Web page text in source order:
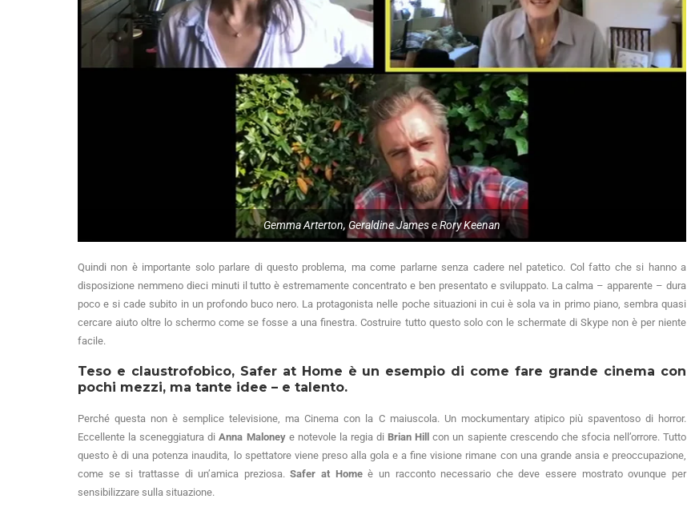
Gemma Arterton, Geraldine James e Rory Keenan
Quindi non è importante solo parlare di questo problema, ma come parlarne senza cadere nel patetico. Col fatto che si hanno a
disposizione nemmeno dieci minuti il tutto è estremamente concentrato e ben presentato e sviluppato. La calma – apparente – dura
poco e si cade subito in un profondo buco nero. La protagonista nelle poche situazioni in cui è sola va in primo piano, sembra quasi
cercare aiuto oltre lo schermo come se fosse a una finestra. Costruire tutto questo solo con le schermate di Skype non è per niente
facile.
Teso e claustrofobico, Safer at Home è un esempio di come fare grande cinema con
pochi mezzi, ma tante idee – e talento.
Perché questa non è semplice televisione, ma Cinema con la C maiuscola. Un mockumentary atipico più spaventoso di horror.
Eccellente la sceneggiatura diAnna Maloneye notevole la regia di Brian Hill
con un sapiente crescendo che sfocia nell’orrore. Tutto
questo è di una potenza inaudita, lo spettatore viene preso alla gola e a fine visione rimane con una grande ansia e preoccupazione,
come se si trattasse di un’amica preziosa.Safer at Homeè un racconto necessario che deve essere mostrato ovunque per
sensibilizzare sulla situazione.